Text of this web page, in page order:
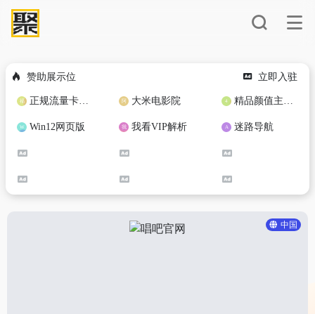
赞助展示位 立即入驻
正规流量卡免费加盟合作 大米电影院 精品颜值主播定制
Win12网页版 我看VIP解析 迷路导航
中国